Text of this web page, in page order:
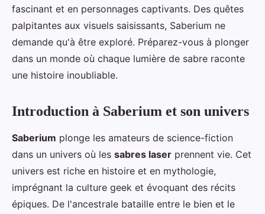
fascinant et en personnages captivants. Des quêtes
palpitantes aux visuels saisissants, Saberium ne
demande qu'à être exploré. Préparez-vous à plonger
dans un monde où chaque lumière de sabre raconte
une histoire inoubliable.
Introduction à Saberium et son univers
Saberium plonge les amateurs de science-fiction
dans un univers où les sabres laser prennent vie. Cet
univers est riche en histoire et en mythologie,
imprégnant la culture geek et évoquant des récits
épiques. De l'ancestrale bataille entre le bien et le